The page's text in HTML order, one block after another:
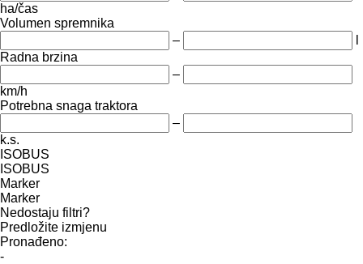
ha/čas
Volumen spremnika
–
Radna brzina
–
km/h
Potrebna snaga traktora
–
k.s.
ISOBUS
ISOBUS
Marker
Marker
Nedostaju filtri?
Predložite izmjenu
Pronađeno:
-